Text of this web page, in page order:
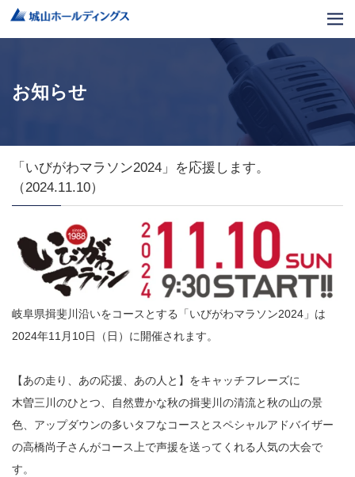
お知らせ
「いびがわマラソン2024」を応援します。
（2024.11.10）
岐阜県揖斐川沿いをコースとする「いびがわマラソン2024」は
2024年11月10日（日）に開催されます。
【あの走り、あの応援、あの人と】をキャッチフレーズに
木曽三川のひとつ、自然豊かな秋の揖斐川の清流と秋の山の景
色、アップダウンの多いタフなコースとスペシャルアドバイザー
の高橋尚子さんがコース上で声援を送ってくれる人気の大会で
す。